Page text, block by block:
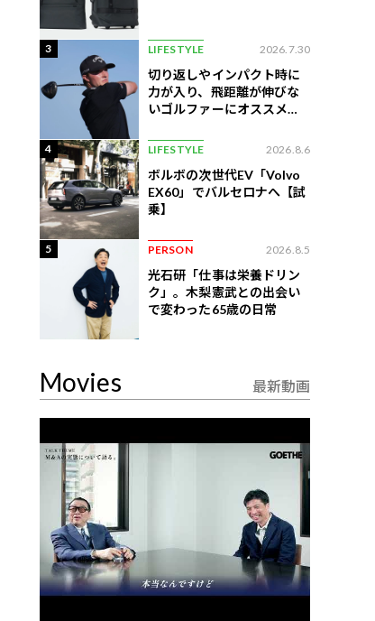
3 LIFESTYLE 2026.7.30
切り返しやインパクト時に
力が入り、飛距離が伸びな
いゴルファーにオススメの
4 LIFESTYLE 2026.8.6
ボルボの次世代EV「Volvo
EX60」でバルセロナへ【試
乗】
5 PERSON 2026.8.5
光石研「仕事は栄養ドリン
ク」。木梨憲武との出会い
で変わった65歳の日常
Movies 最新動画